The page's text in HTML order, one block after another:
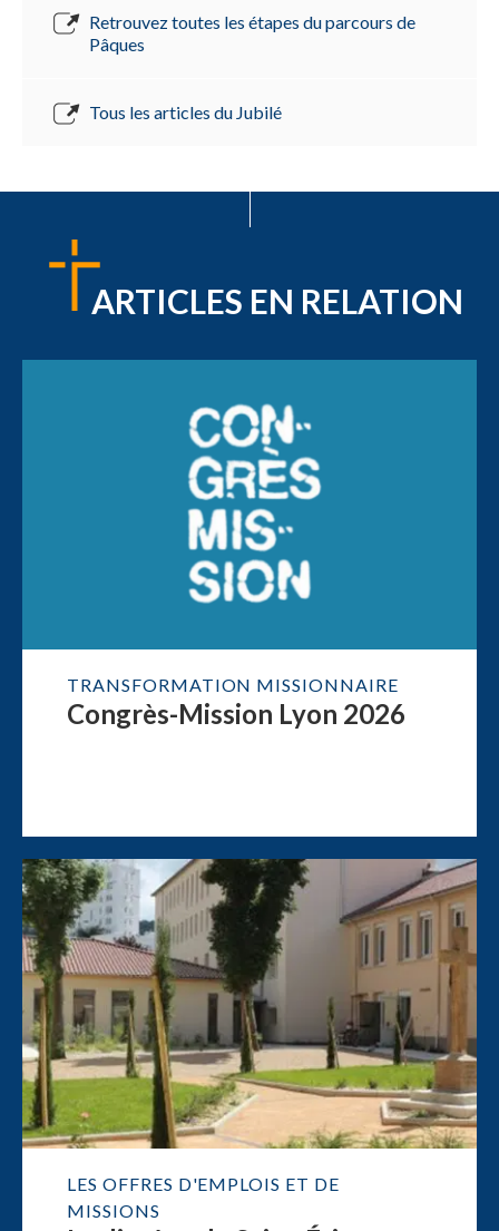
Retrouvez toutes les étapes du parcours de
Pâques
Tous les articles du Jubilé
ARTICLES EN RELATION
TRANSFORMATION MISSIONNAIRE
Congrès-Mission Lyon 2026
LES OFFRES D'EMPLOIS ET DE
MISSIONS